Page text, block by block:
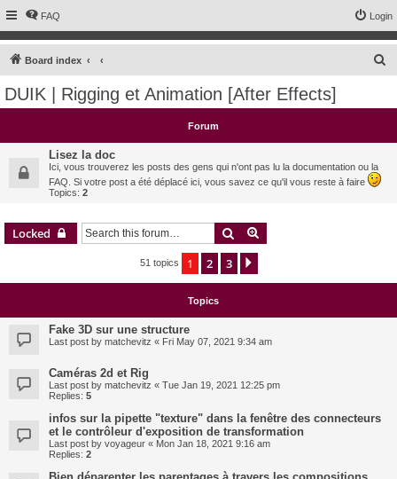
FAQ Login
Board index
c
DUIK | Rigging et Animation [After Effects]
Forum
Lisez la doc
Ici, vous trouverez les posts des gens qui n'ont pas lu la documentation ou la
FAQ. Si votre post a été déplacé ici, vous savez ce qu'il vous reste à faire
Topics: 2
Locked Search
51 topics 1 2 3
Topics
Fake 3D sur une structure
Last post by matchevitz « Fri May 07, 2021 9:34 am
Caméras 2d et Rig
Last post by matchevitz « Tue Jan 19, 2021 12:25 pm
Replies: 5
infos sur la pipette "texture" dans la fenêtre des connecteurs
et le contrôleur d'exposition de transformation
Last post by voyageur « Mon Jan 18, 2021 9:16 am
Replies: 2